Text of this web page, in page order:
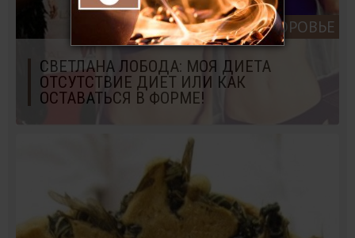
КРАСОТА И ЗДОРОВЬЕ
СВЕТЛАНА ЛОБОДА: МОЯ ДИЕТА
ОТСУТСТВИЕ ДИЕТ ИЛИ КАК
ОСТАВАТЬСЯ В ФОРМЕ!